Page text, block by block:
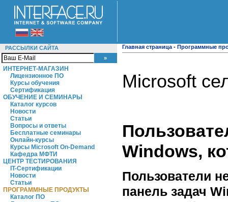
РАССЫЛКИ САЙТА
ИНТЕРНЕТ-МАГАЗИН
Лицензионное ПО
Курсы обучения
Сертификация
ОБУЧЕНИЕ И СЕМИНАРЫ
Каталог курсов
Новости
Статьи
Вопросы и ответы
Бесплатные семинары
Онлайн-курсы
Курсы Microsoft On-Demand
Кафедра МФТИ
ЦЕНТР ТЕСТИРОВАНИЯ
IT-Сертификации
Новости
Статьи
ПРОГРАММНЫЕ ПРОДУКТЫ
Каталог ПО
Главная страница - Программные
Microsoft
Windows,
Пользователи
панель задач